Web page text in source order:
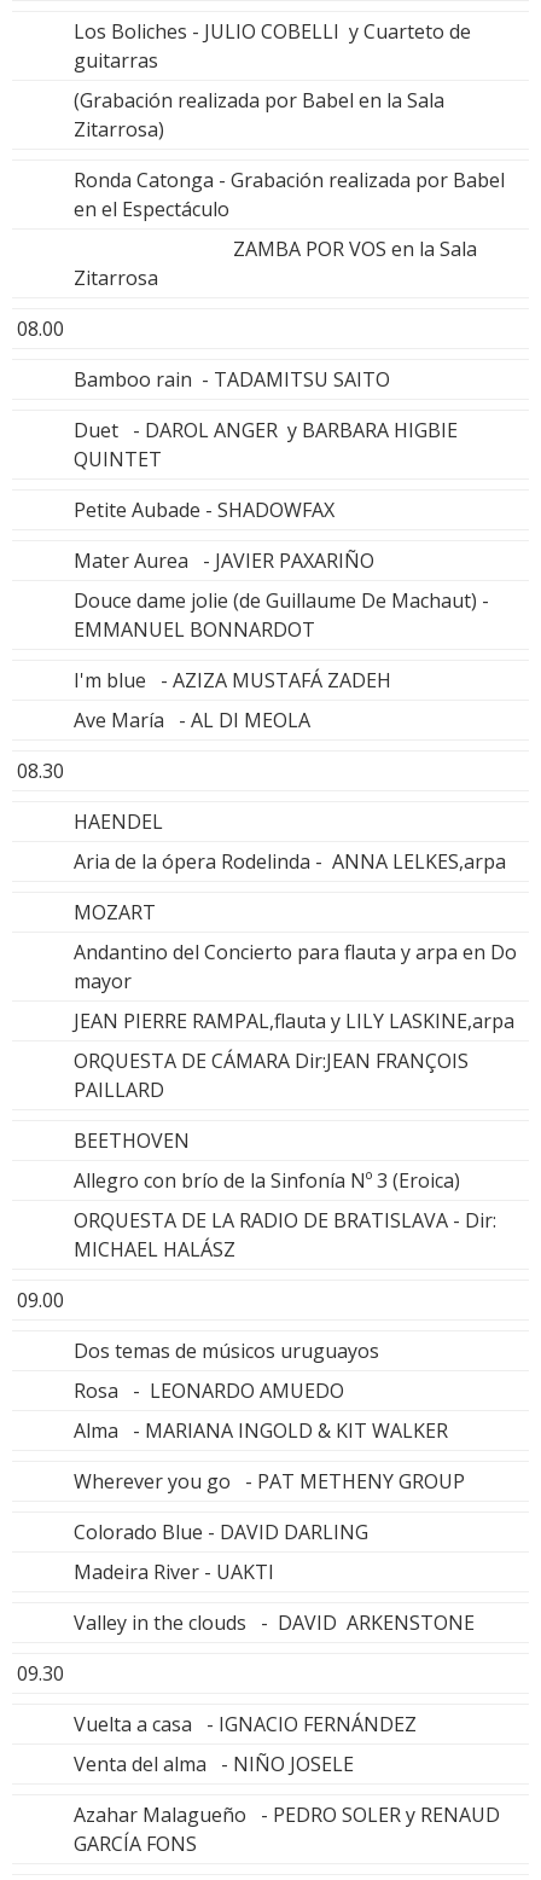
Los Boliches - JULIO COBELLI y Cuarteto de
guitarras
(Grabación realizada por Babel en la Sala
Zitarrosa)
Ronda Catonga - Grabación realizada por Babel
en el Espectáculo
ZAMBA POR VOS en la Sala
Zitarrosa
08.00
Bamboo rain - TADAMITSU SAITO
Duet - DAROL ANGER y BARBARA HIGBIE
QUINTET
Petite Aubade - SHADOWFAX
Mater Aurea - JAVIER PAXARIÑO
Douce dame jolie (de Guillaume De Machaut) -
EMMANUEL BONNARDOT
I'm blue - AZIZA MUSTAFÁ ZADEH
Ave María - AL DI MEOLA
08.30
HAENDEL
Aria de la ópera Rodelinda - ANNA LELKES,arpa
MOZART
Andantino del Concierto para flauta y arpa en Do
mayor
JEAN PIERRE RAMPAL,flauta y LILY LASKINE,arpa
ORQUESTA DE CÁMARA Dir:JEAN FRANÇOIS
PAILLARD
BEETHOVEN
Allegro con brío de la Sinfonía Nº 3 (Eroica)
ORQUESTA DE LA RADIO DE BRATISLAVA - Dir:
MICHAEL HALÁSZ
09.00
Dos temas de músicos uruguayos
Rosa - LEONARDO AMUEDO
Alma - MARIANA INGOLD & KIT WALKER
Wherever you go - PAT METHENY GROUP
Colorado Blue - DAVID DARLING
Madeira River - UAKTI
Valley in the clouds - DAVID ARKENSTONE
09.30
Vuelta a casa - IGNACIO FERNÁNDEZ
Venta del alma - NIÑO JOSELE
Azahar Malagueño - PEDRO SOLER y RENAUD
GARCÍA FONS